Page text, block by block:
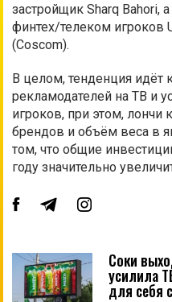
застройщик Sharq
финтех/телеком игроков
(Coscom).
В целом, тенденция идёт
рекламодателей на ТВ и
игроков, при этом,
брендов и объём веса в
том, что общие
году значительно
Соки
усилила
для себя